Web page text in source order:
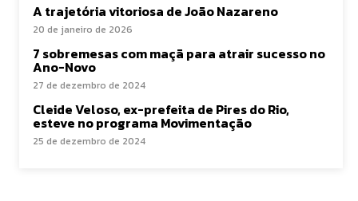
A trajetória vitoriosa de João Nazareno
20 de janeiro de 2026
7 sobremesas com maçã para atrair sucesso no
Ano-Novo
27 de dezembro de 2024
Cleide Veloso, ex-prefeita de Pires do Rio,
esteve no programa Movimentação
25 de dezembro de 2024